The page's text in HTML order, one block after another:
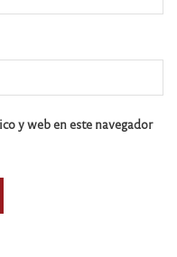
y web en este navegador